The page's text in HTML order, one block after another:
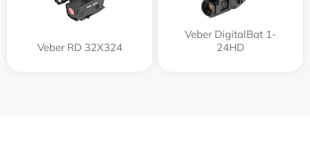
Veber RD 32X324
Veber DigitalBat 1-
24HD